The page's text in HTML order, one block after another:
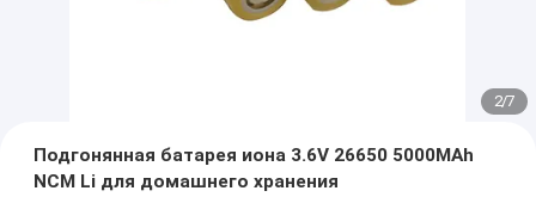
2/7
Подгонянная батарея иона 3.6V 26650 5000MAh
NCM Li для домашнего хранения